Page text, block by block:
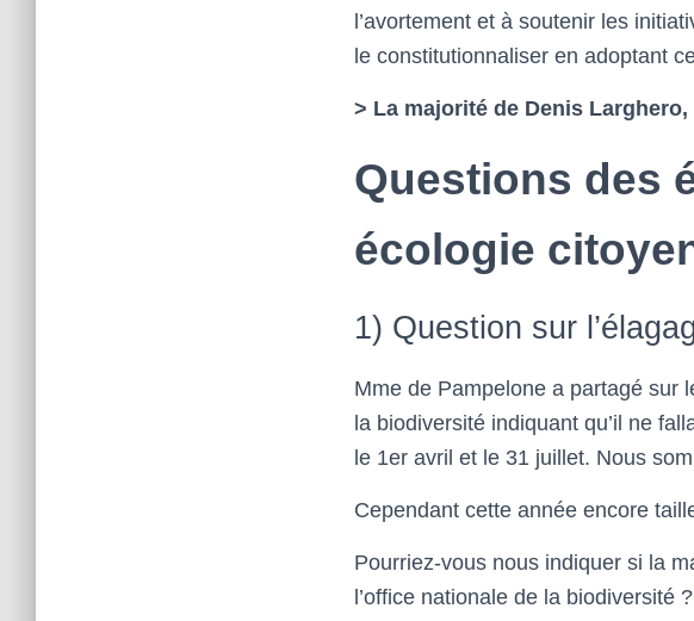
l’avortement et à soutenir les
le constitutionnaliser en adoptant
> La majorité de Denis
Questions des
écologie
1) Question sur
Mme de Pampelone a partagé sur
la biodiversité indiquant qu’il ne
le 1er avril et le 31 juillet. Nous
Cependant cette année encore
Pourriez-vous nous indiquer si la
l’office nationale de la biodiversité ?